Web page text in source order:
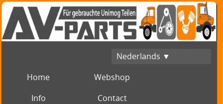
Nederlands ▼
Home
Webshop
Info
Contact